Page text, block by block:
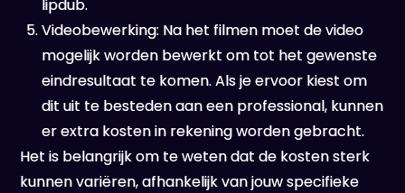
lipdub.
Videobewerking: Na het filmen moet de video
mogelijk worden bewerkt om tot het gewenste
eindresultaat te komen. Als je ervoor kiest om
dit uit te besteden aan een professional, kunnen
er extra kosten in rekening worden gebracht.
Het is belangrijk om te weten dat de kosten sterk
kunnen variëren, afhankelijk van jouw specifieke